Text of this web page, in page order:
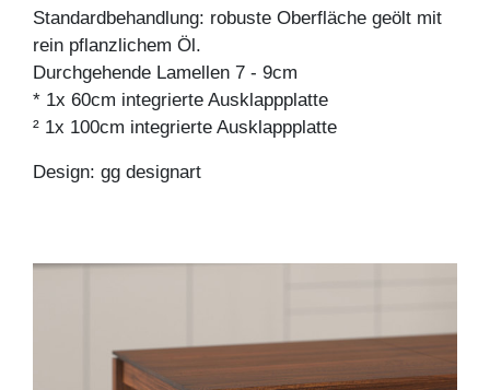
Standardbehandlung: robuste Oberfläche geölt mit
rein pflanzlichem Öl.
Durchgehende Lamellen 7 - 9cm
* 1x 60cm integrierte Ausklappplatte
² 1x 100cm integrierte Ausklappplatte
Design: gg designart